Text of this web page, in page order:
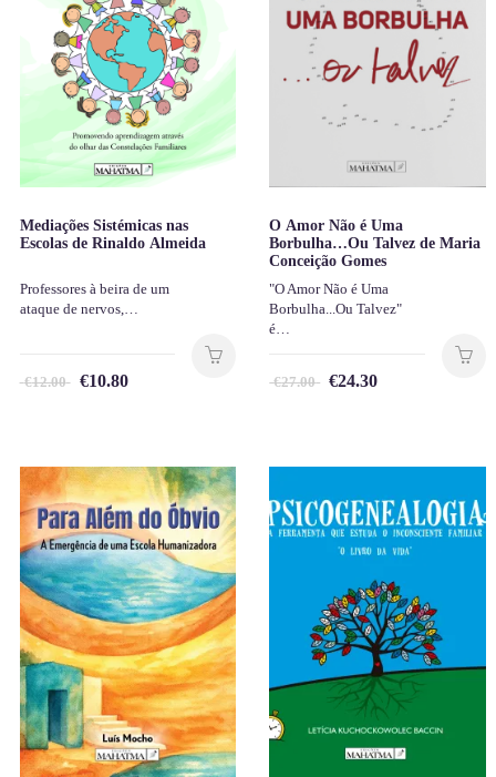
Mediações Sistémicas nas
Escolas de Rinaldo Almeida
Professores à beira de um
ataque de nervos,…
€12.00 €10.80
O Amor Não é Uma
Borbulha…Ou Talvez de Maria
Conceição Gomes
"O Amor Não é Uma
Borbulha...Ou Talvez"
é…
€27.00 €24.30